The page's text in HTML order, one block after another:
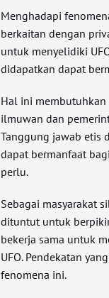
Menghadapi
berkaitan dengan
untuk menyelidiki
didapatkan dapat
Hal ini membutuhkan
ilmuwan dan
Tanggung jawab etis
dapat bermanfaat
perlu.
Sebagai masyarakat
dituntut untuk
bekerja sama untuk
UFO. Pendekatan
fenomena ini.